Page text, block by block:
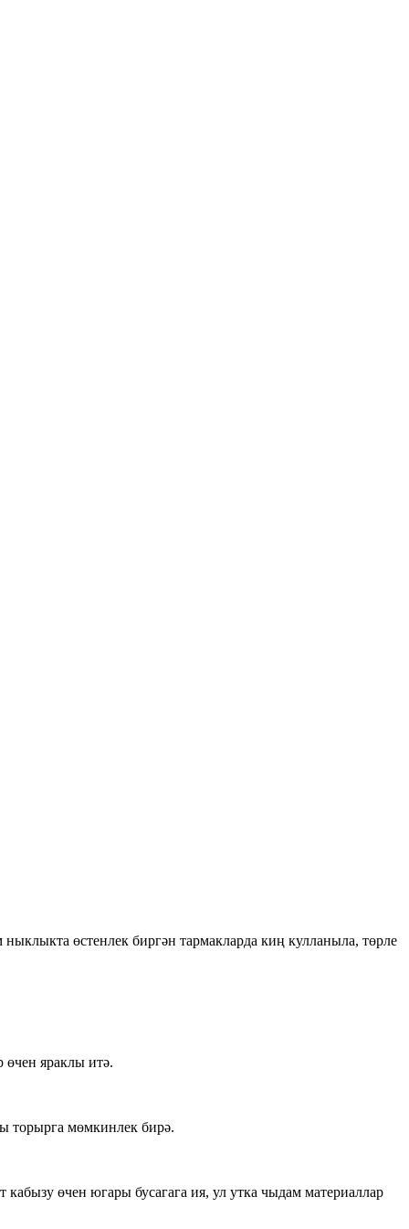
өстенлек биргән тармакларда киң кулланыла, төрле
яраклы итә.
торырга мөмкинлек бирә.
өчен югары бусагага ия, ул утка чыдам материаллар